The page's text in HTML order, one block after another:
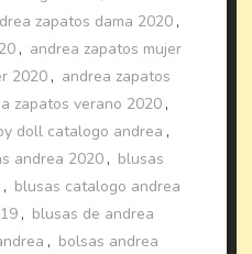
zapatos dama 2020 ,
, andrea zapatos mujer
2020 , andrea zapatos
zapatos verano 2020 ,
doll catalogo andrea ,
andrea 2020 , blusas
, blusas catalogo andrea
, blusas de andrea
, bolsas andrea